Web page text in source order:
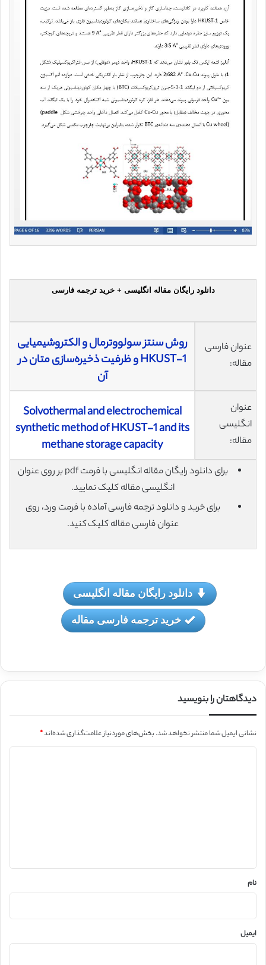
دانلود رایگان مقاله انگلیسی + خرید ترجمه فارسی
عنوان فارسی
مقاله:
روش سنتز سولووترمال و الکتروشیمیایی
HKUST-1 و ظرفیت ذخیره‌سازی متان در
آن
عنوان
انگلیسی
مقاله:
Solvothermal and electrochemical
synthetic method of HKUST-1 and its
methane storage capacity
برای دانلود رایگان مقاله انگلیسی با فرمت pdf بر روی عنوان
انگلیسی مقاله کلیک نمایید.
برای خرید و دانلود ترجمه فارسی آماده با فرمت ورد، روی
عنوان فارسی مقاله کلیک کنید.
دانلود رایگان مقاله انگلیسی
خرید ترجمه فارسی مقاله
دیدگاهتان را بنویسید
نشانی ایمیل شما منتشر نخواهد شد.بخش‌های موردنیاز علامت‌گذاری شده‌اند*
نام
ایمیل